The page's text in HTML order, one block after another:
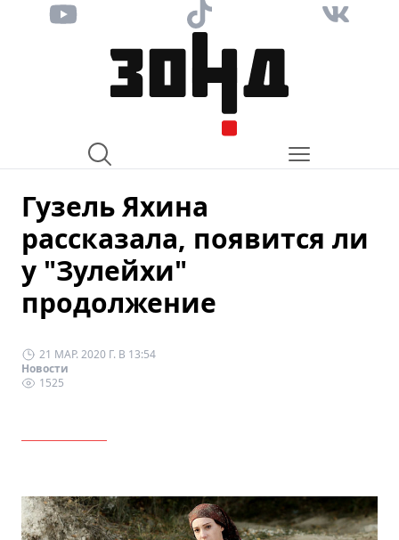
Гузель Яхина
рассказала, появится ли
у "Зулейхи"
продолжение
21 МАР. 2020 Г. В 13:54
Новости
1525